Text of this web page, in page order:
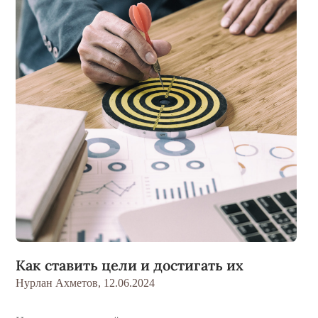
Как ставить цели и достигать их
Нурлан Ахметов, 12.06.2024